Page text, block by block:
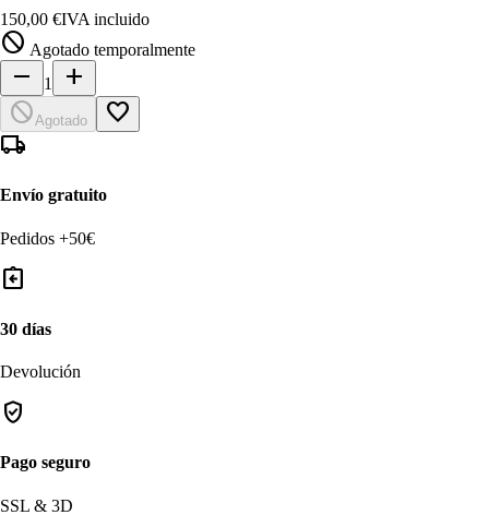
150,00 €IVA incluido
block Agotado temporalmente
remove 1
add
blockAgotado
favorite_border
local_shipping
Envío gratuito
Pedidos +50€
assignment_return
30 días
Devolución
verified_user
Pago seguro
SSL & 3D